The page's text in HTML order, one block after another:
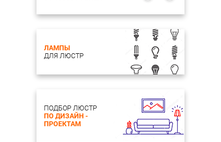
ЛАМПЫ
ДЛЯ ЛЮСТР
ПОДБОР ЛЮСТР
ПО ДИЗАЙН -
ПРОЕКТАМ